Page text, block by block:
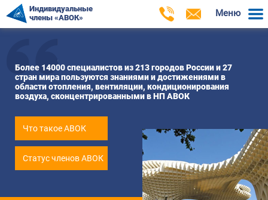
Индивидуальные
члены «АВОК»
Меню
Более 14000 специалистов из 213 городов России и 27
стран мира пользуются знаниями и достижениями в
области отопления, вентиляции, кондиционирования
воздуха, сконцентрированными в НП АВОК
Что такое АВОК
Статус членов АВОК